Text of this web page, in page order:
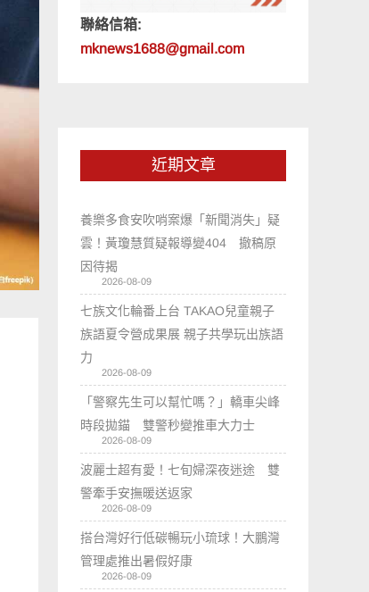
聯絡信箱:
mknews1688@gmail.com
近期文章
養樂多食安吹哨案爆「新聞消失」疑
雲！黃瓊慧質疑報導變404 撤稿原
因待揭
2026-08-09
七族文化輪番上台 TAKAO兒童親子
族語夏令營成果展 親子共學玩出族語
力
2026-08-09
「警察先生可以幫忙嗎？」轎車尖峰
時段拋錨 雙警秒變推車大力士
2026-08-09
波麗士超有愛！七旬婦深夜迷途 雙
警牽手安撫暖送返家
2026-08-09
搭台灣好行低碳暢玩小琉球！大鵬灣
管理處推出暑假好康
2026-08-09